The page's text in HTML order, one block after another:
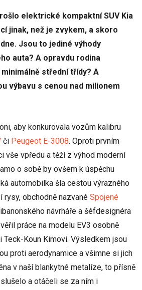
elektrické kompaktní SUV Kia
jinak, než je zvykem, a skoro
Jsou to jediné výhody
auta? A opravdu rodina
střední třídy? A
výbavu s cenou nad milionem
aby konkurovala vozům kalibru
či Peugeot E-3008. Oproti prvním
vše vpředu a těží z výhod moderní
o sobě by ovšem k úspěchu
automobilka šla cestou výrazného
rysy, obchodně nazvané Spojené
návrháře a šéfdesignéra
práce na modelu EV3 osobně
Teck-Koun Kimovi. Výsledkem jsou
proti aerodynamice a všimne si jich
v naší blankytné metalíze, to přísně
a otáčeli se za ním i